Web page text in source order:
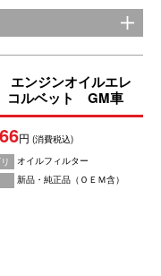
エンジンオイルエレ
ルベット GM車
円(消費税込)
オイルフィルター
新品・純正品（ＯＥＭ含）